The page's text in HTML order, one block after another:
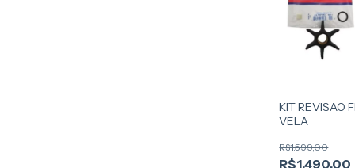
KIT REVISAO
VELA
R$1.490,00
R$1.599,00